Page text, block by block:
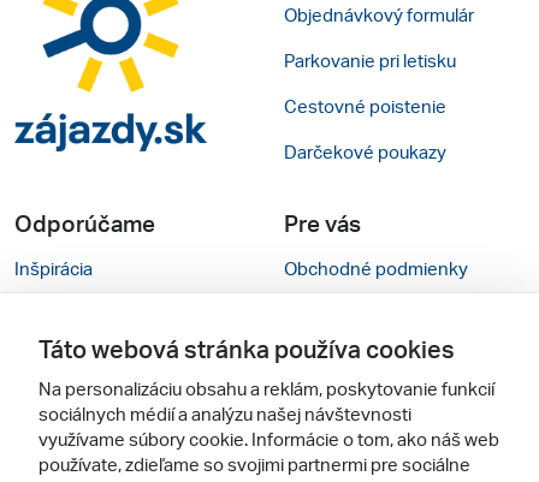
Objednávkový formulár
Parkovanie pri letisku
Cestovné poistenie
Darčekové poukazy
Odporúčame
Inšpirácia
Cestovné kancelárie
Zájezdy.cz
Pre vás
Obchodné podmienky
Nastavenie cookies
Mobilná verzia webu
Táto webová stránka používa cookies
Na personalizáciu obsahu a reklám, poskytovanie funkcií
sociálnych médií a analýzu našej návštevnosti
využívame súbory cookie. Informácie o tom, ako náš web
používate, zdieľame so svojimi partnermi pre sociálne